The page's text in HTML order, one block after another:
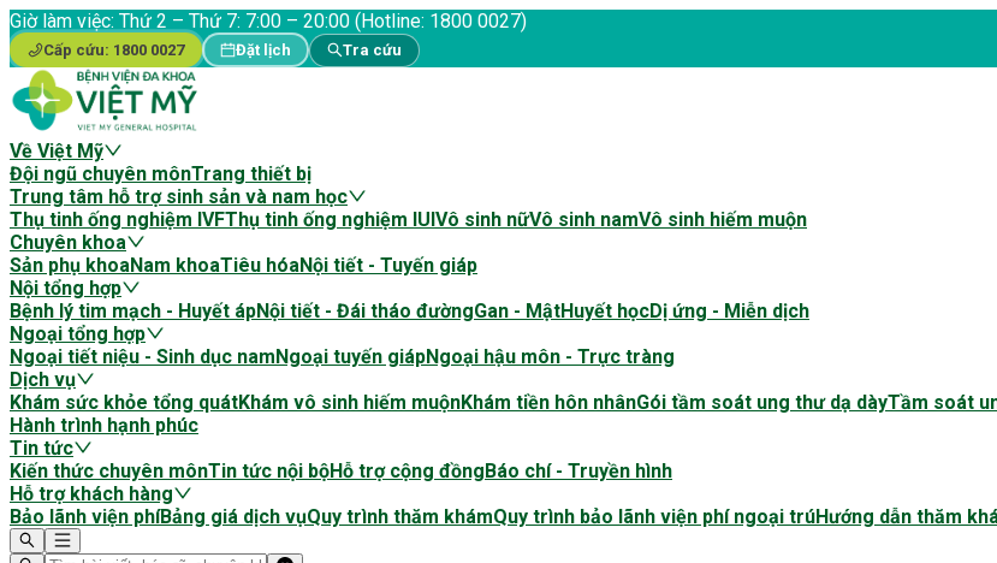
Giờ làm việc: Thứ 2 – Thứ 7: 7:00 – 20:00 (Hotline: 1800 0027)
Cấp cứu: 1800 0027 Đặt lịch Tra cứu
Về Việt Mỹ
Đội ngũ chuyên mônTrang thiết bị
Trung tâm hỗ trợ sinh sản và nam học
Thụ tinh ống nghiệm IVFThụ tinh ống nghiệm IUIVô sinh nữVô sinh namVô sinh hiếm muộn
Chuyên khoa
Sản phụ khoaNam khoaTiêu hóaNội tiết - Tuyến giáp
Nội tổng hợp
Bệnh lý tim mạch - Huyết ápNội tiết - Đái tháo đườngGan - MậtHuyết họcDị ứng - Miễn dịch
Ngoại tổng hợp
Ngoại tiết niệu - Sinh dục namNgoại tuyến giápNgoại hậu môn - Trực tràng
Dịch vụ
Khám sức khỏe tổng quátKhám vô sinh hiếm muộnKhám tiền hôn nhânGói tầm soát ung thư dạ dàyTầm soát
Hành trình hạnh phúc
Tin tức
Kiến thức chuyên mônTin tức nội bộHỗ trợ cộng đồngBáo chí - Truyền hình
Hỗ trợ khách hàng
Bảo lãnh viện phíBảng giá dịch vụQuy trình thăm khámQuy trình bảo lãnh viện phí ngoại trúHướng dẫn thăm